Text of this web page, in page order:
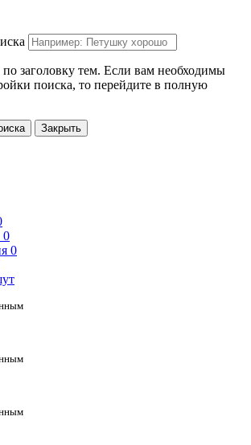
заголовку тем. Если вам необходимы
поиска, то перейдите в полную
Закрыть
0
0